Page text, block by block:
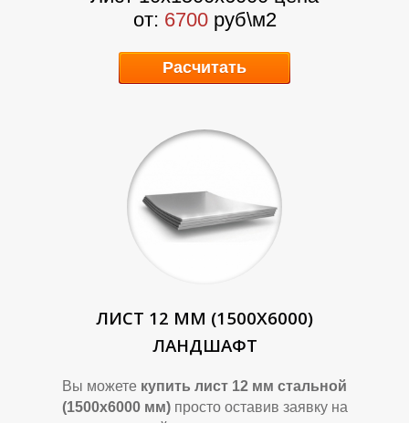
П
от: 6700 руб\м2
Расчитать
ЛИСТ 12 ММ (1500Х6000)
ЛАНДШАФТ
Вы можете купить лист 12 мм стальной
(1500х6000 мм) просто оставив заявку на
П